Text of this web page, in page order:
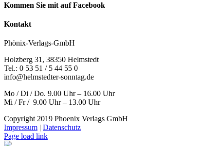
Kommen Sie mit auf Facebook
Kontakt
Phönix-Verlags-GmbH
Holzberg 31, 38350 Helmstedt
Tel.: 0 53 51 / 5 44 55 0
info@helmstedter-sonntag.de
Mo / Di / Do. 9.00 Uhr – 16.00 Uhr
Mi / Fr / 9.00 Uhr – 13.00 Uhr
Copyright 2019 Phoenix Verlags GmbH
Impressum | Datenschutz
Page load link